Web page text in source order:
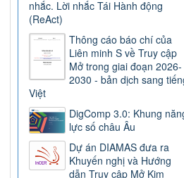
nhắc. Lời nhắc Tái Hành động
(ReAct)
Thông cáo báo chí của
Liên minh S về Truy cập
Mở trong giai đoạn 2026-
2030 - bản dịch sang
Việt
DigComp 3.0: Khung
lực số châu Âu
Dự án DIAMAS đưa ra
Khuyến nghị và Hướng
dẫn Truy cập Mở Kim